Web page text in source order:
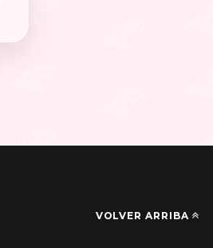
VOLVER ARRIBA